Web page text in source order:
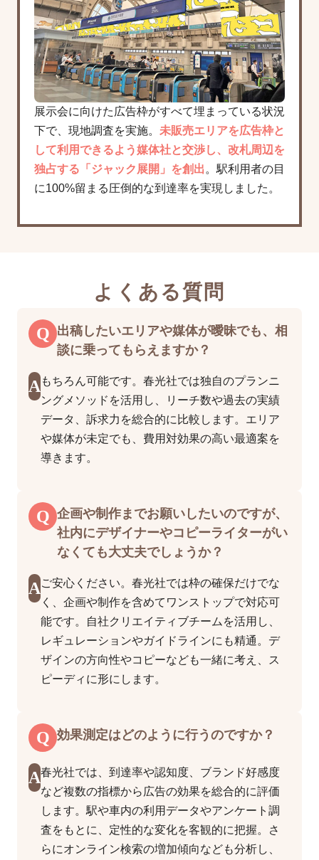
展示会に向けた広告枠がすべて埋まっている状況
下で、現地調査を実施。 未販売エリアを広告枠と
して利用できるよう媒体社と交渉し、改札周辺を
独占する「ジャック展開」を創出。駅利用者の目
に100%留まる圧倒的な到達率を実現しました。
よくある質問
Q 出稿したいエリアや媒体が曖昧でも、相
談に乗ってもらえますか？
Aもちろん可能です。春光社では独自のプランニ
ングメソッドを活用し、リーチ数や過去の実績
データ、訴求力を総合的に比較します。エリア
や媒体が未定でも、費用対効果の高い最適案を
導きます。
Q 企画や制作までお願いしたいのですが、
社内にデザイナーやコピーライターがい
なくても大丈夫でしょうか？
Aご安心ください。春光社では枠の確保だけでな
く、企画や制作を含めてワンストップで対応可
能です。自社クリエイティブチームを活用し、
レギュレーションやガイドラインにも精通。デ
ザインの方向性やコピーなども一緒に考え、ス
ピーディに形にします。
Q 効果測定はどのように行うのですか？
A春光社では、到達率や認知度、ブランド好感度
など複数の指標から広告の効果を総合的に評価
します。駅や車内の利用データやアンケート調
査をもとに、定性的な変化を客観的に把握。さ
らにオンライン検索の増加傾向なども分析し、